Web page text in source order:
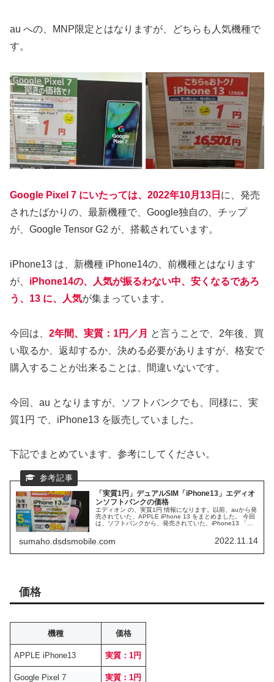
au への、MNP限定とはなりますが、どちらも人気機種で
す。
Google Pixel 7 にいたっては、2022年10月13日 に、発売
されたばかりの、最新機種で、Google独自の、チップ
が、Google Tensor G2 が、搭載されています。
iPhone13 は、新機種 iPhone14の、前機種とはなります
が、 iPhone14の、人気が振るわない中、安くなるであろ
う、13 に、人気が集まっています。
今回は、 2年間、実質：1円／月 と言うことで、2年後、買
い取るか、返却するか、決める必要がありますが、格安で
購入することが出来ることは、間違いないです。
今回、au となりますが、ソフトバンクでも、同様に、実
質1円 で、iPhone13 を販売していました。
下記でまとめています、参考にしてください。
「実質1円」デュアルSIM「iPhone13」エディオ
ンソフトバンクの価格
エディオン の、実質1円 情報になります。以前、auから発
売されていた、APPLE iPhone 13 をまとめました。 今回
は、ソフトバンクから、発売されていた、iPhone13 「実
sumaho.dsdsmobile.com 2022.11.14
価格
機種 価格
APPLE iPhone13 実質：1円
Google Pixel 7 実質：1円